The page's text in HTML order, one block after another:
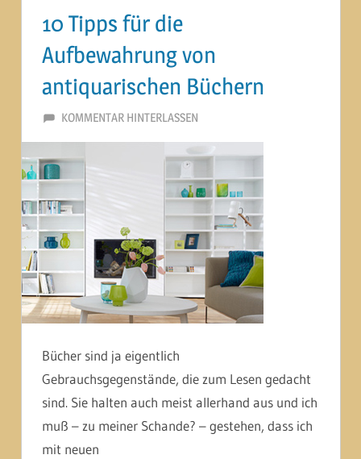
10 Tipps für die
Aufbewahrung von
antiquarischen Büchern
11. MAI 2015
MARTINA BERG
KOMMENTAR HINTERLASSEN
Bücher sind ja eigentlich
Gebrauchsgegenstände, die zum Lesen gedacht
sind. Sie halten auch meist allerhand aus und ich
muß – zu meiner Schande? – gestehen, dass ich
mit neuen